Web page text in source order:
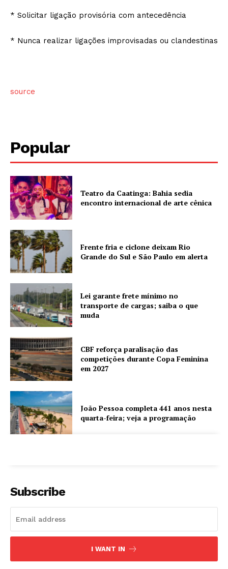
* Solicitar ligação provisória com antecedência
* Nunca realizar ligações improvisadas ou clandestinas
source
Popular
Teatro da Caatinga: Bahia sedia
encontro internacional de arte cênica
Frente fria e ciclone deixam Rio
Grande do Sul e São Paulo em alerta
Lei garante frete mínimo no
transporte de cargas; saiba o que
muda
CBF reforça paralisação das
competições durante Copa Feminina
em 2027
João Pessoa completa 441 anos nesta
quarta-feira; veja a programação
Subscribe
I WANT IN